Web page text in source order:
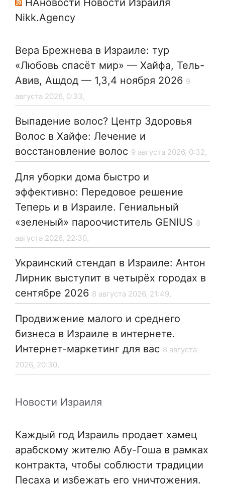
НАновости Новости Израиля
Nikk.Agency
Вера Брежнева в Израиле: тур
«Любовь спасёт мир» — Хайфа, Тель-
Авив, Ашдод — 1,3,4 ноября 2026 9
августа 2026, 0:33,
Выпадение волос? Центр Здоровья
Волос в Хайфе: Лечение и
восстановление волос 9 августа 2026, 0:32,
Для уборки дома быстро и
эффективно: Передовое решение
Теперь и в Израиле. Гениальный
«зеленый» пароочиститель GENIUS 8
августа 2026, 22:30,
Украинский стендап в Израиле: Антон
Лирник выступит в четырёх городах в
сентябре 2026 8 августа 2026, 21:49,
Продвижение малого и среднего
бизнеса в Израиле в интернете.
Интернет-маркетинг для вас 8 августа
2026, 20:30,
Новости Израиля
Каждый год Израиль продает хамец
арабскому жителю Абу-Гоша в рамках
контракта, чтобы соблюсти традиции
Песаха и избежать его уничтожения.